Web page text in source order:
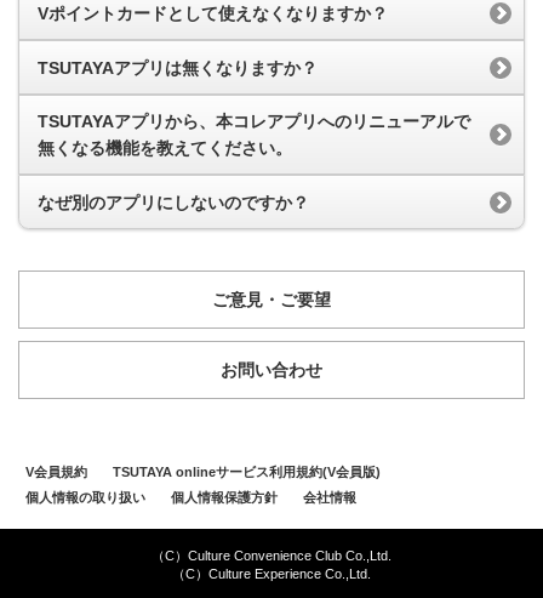
Vポイントカードとして使えなくなりますか？
TSUTAYAアプリは無くなりますか？
TSUTAYAアプリから、本コレアプリへのリニューアルで
無くなる機能を教えてください。
なぜ別のアプリにしないのですか？
ご意見・ご要望
お問い合わせ
V会員規約
TSUTAYA onlineサービス利用規約(V会員版)
個人情報の取り扱い
個人情報保護方針 会社情報
（C）Culture Convenience Club Co.,Ltd.
（C）Culture Experience Co.,Ltd.